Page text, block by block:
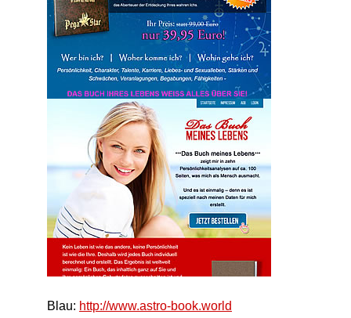
Blau: http://www.astro-book.world